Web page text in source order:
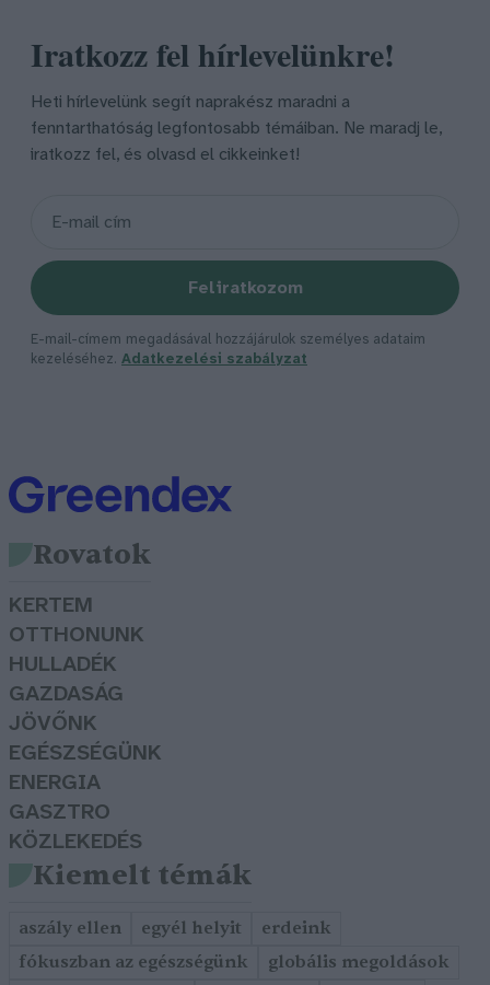
Iratkozz fel hírlevelünkre!
Heti hírlevelünk segít naprakész maradni a
fenntarthatóság legfontosabb témáiban. Ne maradj le,
iratkozz fel, és olvasd el cikkeinket!
Feliratkozom
E-mail-címem megadásával hozzájárulok személyes adataim
kezeléséhez. Adatkezelési szabályzat
Rovatok
KERTEM
OTTHONUNK
HULLADÉK
GAZDASÁG
JÖVŐNK
EGÉSZSÉGÜNK
ENERGIA
GASZTRO
KÖZLEKEDÉS
Kiemelt témák
aszály ellen egyél helyit
erdeink
fókuszban az egészségünk
globális megoldások